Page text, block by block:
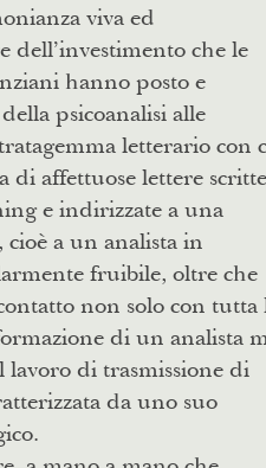
viva ed
dell’investimento che le
hanno posto e
psicoanalisi alle
letterario con
di affettuose lettere scritte
e indirizzate a una
a un analista in
fruibile, oltre che
non solo con tutta
di un analista
lavoro di trasmissione di
da uno suo